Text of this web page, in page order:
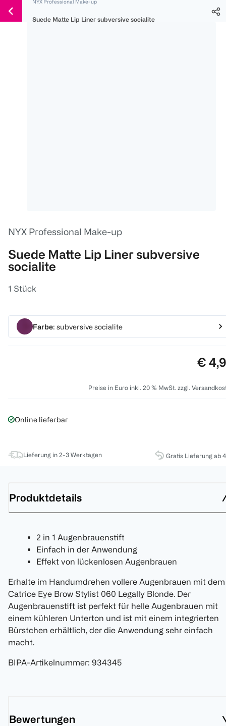
150 Ös
300 Ös
500 Ös
Weiter
zum
NYX Professional Make-up
Suede Matte Lip Liner subversive socialite
NYX Professional Make-up
Suede Matte Lip Liner subversive
socialite
1 Stück
Farbe: subversive socialite
€
Preise in Euro inkl. 20 % MwSt. zzgl.
Online lieferbar
Lieferung in 2-3 Werktagen Gratis Lieferung ab
Produktdetails
2 in 1 Augenbrauenstift
Einfach in der Anwendung
Effekt von lückenlosen Augenbrauen
Erhalte im Handumdrehen vollere Augenbrauen mit dem
Catrice Eye Brow Stylist 060 Legally Blonde. Der
Augenbrauenstift ist perfekt für helle Augenbrauen mit
einem kühleren Unterton und ist mit einem integrierten
Bürstchen erhältlich, der die Anwendung sehr einfach
macht.
BIPA-Artikelnummer: 934345
Bewertungen